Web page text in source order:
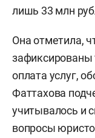
квартира и
рублей в
два
за 1,8 млн
проданы);
лишь 33 млн
Она отметила,
зафиксированы
оплата услуг,
Фаттахова
учитывалось и
вопросы